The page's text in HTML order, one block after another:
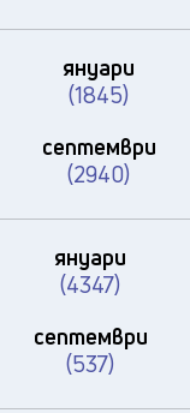
януари
(1845)
септември
(2940)
януари
(4347)
септември
(537)